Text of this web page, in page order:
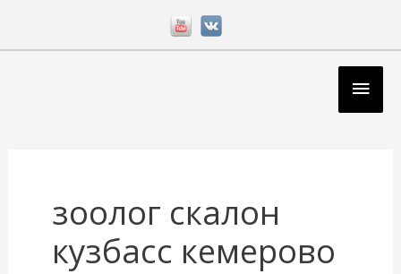
зоолог скалон
кузбасс кемерово